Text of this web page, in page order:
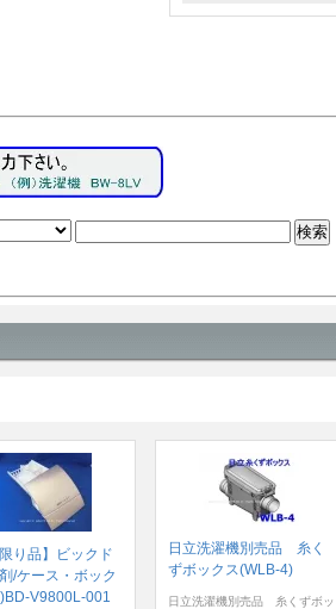
限り品】ビックド
/ケース・ボック
V9800L-001
日立洗濯機別売品 糸く
ずボックス(WLB-4)
日立洗濯機別売品 糸くずボッ